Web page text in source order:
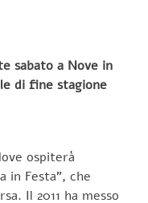
sabato a Nove in
di fine stagione
ospiterà
in Festa”, che
Il 2011 ha messo